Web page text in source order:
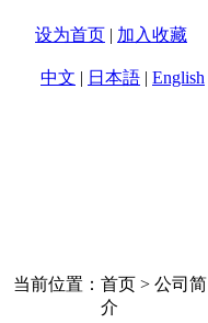
设为首页 | 加入收藏
中文 | 日本語 | English
当前位置：首页 > 公司简
介